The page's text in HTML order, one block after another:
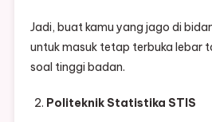
Jadi, buat kamu yang jago di
untuk masuk tetap terbuka lebar
soal tinggi badan.
Politeknik Statistika STIS